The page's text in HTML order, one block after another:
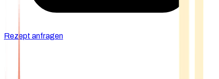
Rezept anfragen